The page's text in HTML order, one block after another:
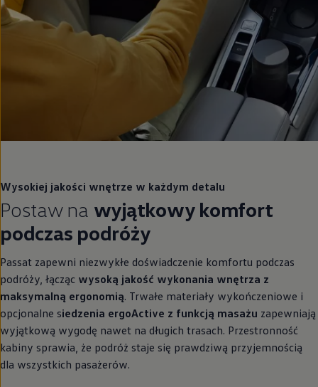
Wysokiej jakości wnętrze w każdym detalu
Postaw na wyjątkowy komfort
podczas podróży
Passat zapewni niezwykłe doświadczenie komfortu podczas
podróży, łącząc wysoką jakość wykonania wnętrza z
maksymalną ergonomią. Trwałe materiały wykończeniowe i
opcjonalne siedzenia ergoActive z funkcją masażu zapewniają
wyjątkową wygodę nawet na długich trasach. Przestronność
kabiny sprawia, że podróż staje się prawdziwą przyjemnością
dla wszystkich pasażerów.